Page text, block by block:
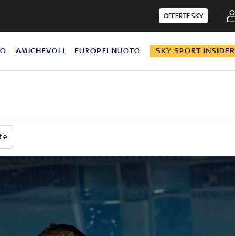
OFFERTE SKY
AMICHEVOLI EUROPEI NUOTO SKY SPORT INSIDER